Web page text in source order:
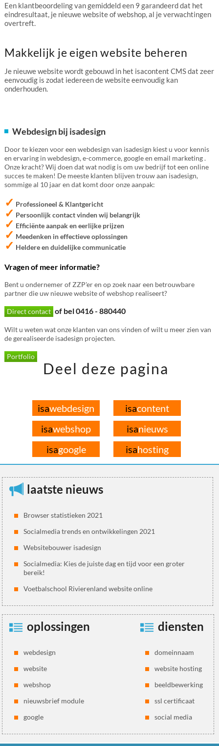
Een klantbeoordeling van gemiddeld een 9 garandeerd dat het
eindresultaat, je nieuwe website of webshop, al je verwachtingen
overtreft.
Makkelijk je eigen website beheren
Je nieuwe website wordt gebouwd in het isacontent CMS dat zeer
eenvoudig is zodat iedereen de website eenvoudig kan
onderhouden.
Webdesign bij isadesign
Door te kiezen voor een webdesign van isadesign kiest u voor kennis
en ervaring in webdesign, e-commerce, google en email marketing .
Onze kracht? Wij doen dat wat nodig is om uw bedrijf tot een online
succes te maken! De meeste klanten blijven trouw aan isadesign,
sommige al 10 jaar en dat komt door onze aanpak:
✓ Professioneel & Klantgericht
✓ Persoonlijk contact vinden wij belangrijk
✓ Efficiënte aanpak en eerlijke prijzen
✓ Meedenken in effectieve oplossingen
✓ Heldere en duidelijke communicatie
Vragen of meer informatie?
Bent u ondernemer of ZZP'er en op zoek naar een betrouwbare
partner die uw nieuwe website of webshop realiseert?
Direct contact of bel 0416 - 880440
Wilt u weten wat onze klanten van ons vinden of wilt u meer zien van
de gerealiseerde isadesign projecten.
Portfolio
Deel deze pagina
isawebdesign isacontent
isawebshop isanieuws
isagoogle isahosting
laatste nieuws
Browser statistieken 2021
Socialmedia trends en ontwikkelingen 2021
Websitebouwer isadesign
Socialmedia: Kies de juiste dag en tijd voor een groter
bereik!
Voetbalschool Rivierenland website online
oplossingen
webdesign
website
webshop
nieuwsbrief module
google
diensten
domeinnaam
website hosting
beeldbewerking
ssl certificaat
social media